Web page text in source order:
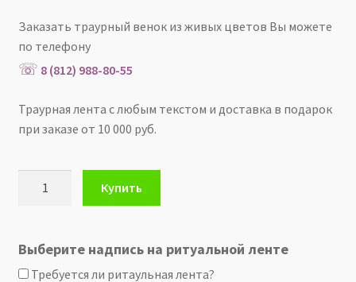
☏ 8 (812) 988-80-55
Заказать траурный венок из живых цветов Вы можете
по телефону
☏ 8 (812) 988-80-55
Траурная лента с любым текстом и доставка в подарок
при заказе от 10 000 руб.
цветов
-
Купить
Выберите надпись на ритуальной ленте
Требуется ли ритаульная лента?